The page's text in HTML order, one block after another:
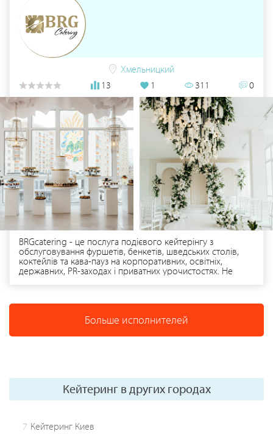
Хмельницкий
13
1 311 0
BRGcatering - це послуга подієвого кейтерінгу з
обслуговування фуршетів, бенкетів, шведських столів,
коктейлів та кава-пауз на корпоративних, освітніх,
державних, PR-заходах і приватних урочистостях. Не
Больше исполнителей
Кейтеринг в других городах
7 Кейтеринг Киев